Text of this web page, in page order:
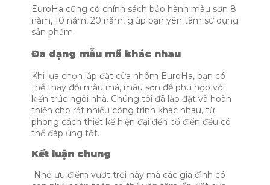
EuroHa cũng có chính sách bảo hành màu sơn 8
năm, 10 năm, 20 năm, giúp bạn yên tâm sử dụng
sản phẩm.
Đa dạng mẫu mã khác nhau
Khi lựa chọn lắp đặt cửa nhôm EuroHa, bạn có
thể thay đổi mẫu mã, màu sơn để phù hợp với
kiến trúc ngôi nhà. Chúng tôi đã lắp đặt và hoàn
thiện cho rất nhiều công trình khác nhau, từ
phong cách thiết kế hiện đại đến cổ điển đều có
thể đáp ứng tốt.
Kết luận chung
Nhờ ưu điểm vượt trội này mà các gia đình có